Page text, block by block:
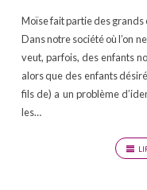
Moïse fait partie des grands
Dans notre société où l’on
veut, parfois, des enfants
alors que des enfants
fils de) a un problème
les…